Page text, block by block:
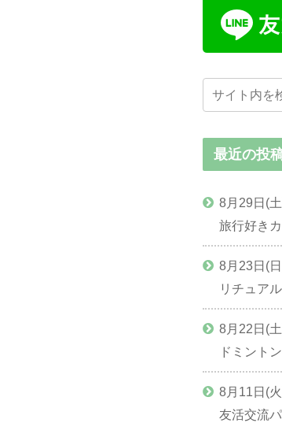
最近の投
8月29日(
旅行好き
8月23日(
リチュア
8月22日(
ドミント
8月11日(
友活交流